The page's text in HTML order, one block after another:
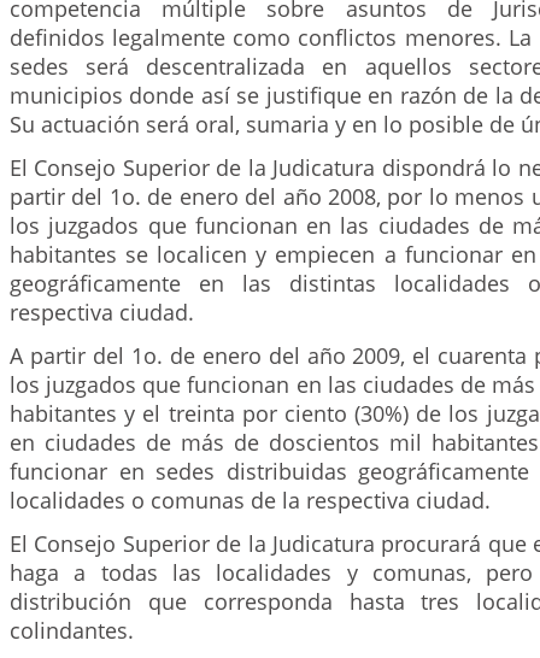
competencia múltiple sobre asuntos de
definidos legalmente como conflictos menores. La
sedes será descentralizada en aquellos
municipios donde así se justifique en razón de la
Su actuación será oral, sumaria y en lo posible de
El Consejo Superior de la Judicatura dispondrá lo
partir del 1o. de enero del año 2008, por lo menos
los juzgados que funcionan en las ciudades de
habitantes se localicen y empiecen a funcionar
geográficamente en las distintas
respectiva ciudad.
A partir del 1o. de enero del año 2009, el cuarenta
los juzgados que funcionan en las ciudades de
habitantes y el treinta por ciento (30%) de los
en ciudades de más de doscientos mil
funcionar en sedes distribuidas
localidades o comunas de la respectiva ciudad.
El Consejo Superior de la Judicatura procurará
haga a todas las localidades y comunas,
distribución que corresponda hasta tres
colindantes.